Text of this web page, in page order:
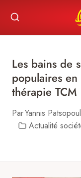
content
Les bains de
populaires
thérapie TCM
ParYannis
Actualité